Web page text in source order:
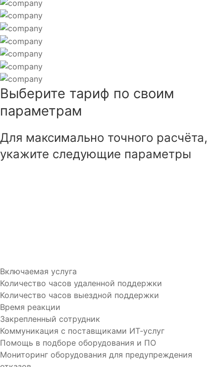
Выберите тариф по своим
параметрам
Для максимально точного расчёта,
укажите следующие параметры
Включаемая услуга
Количество часов удаленной поддержки
Количество часов выездной поддержки
Время реакции
Закрепленный сотрудник
Коммуникация с поставщиками ИТ-услуг
Помощь в подборе оборудования и ПО
Мониторинг оборудования для предупреждения